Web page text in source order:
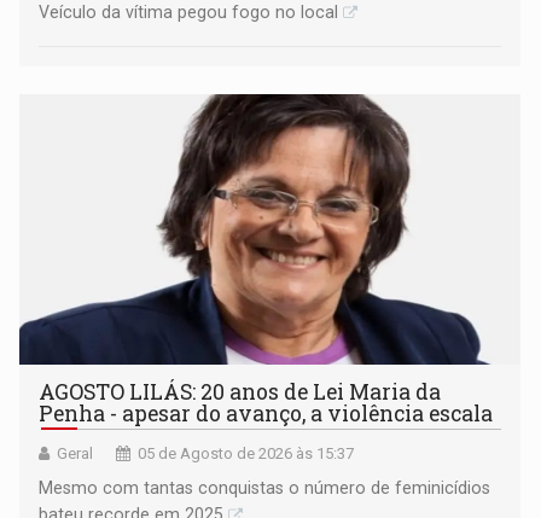
Veículo da vítima pegou fogo no local
AGOSTO LILÁS: 20 anos de Lei Maria da
Penha - apesar do avanço, a violência escala
Geral 05 de Agosto de 2026 às 15:37
Mesmo com tantas conquistas o número de feminicídios